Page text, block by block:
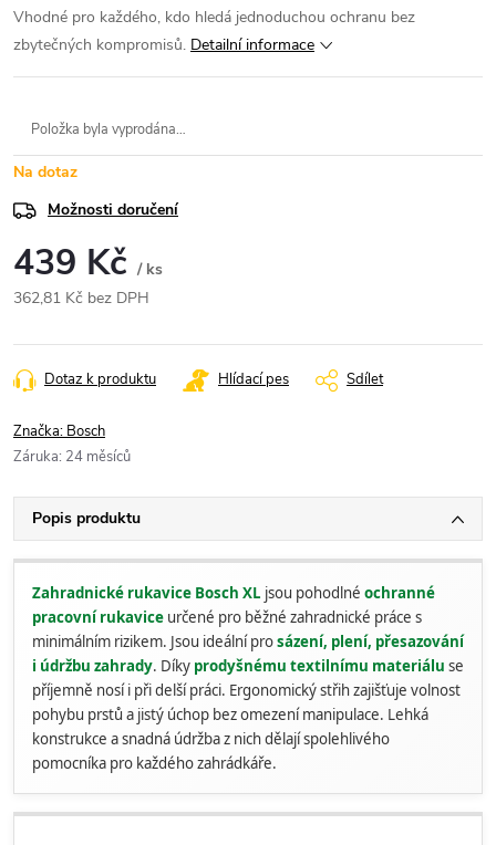
Vhodné pro každého, kdo hledá jednoduchou ochranu bez
zbytečných kompromisů. Detailní informace
Položka byla vyprodána…
Na dotaz
Možnosti doručení
439 Kč / ks
362,81 Kč bez DPH
cena:
Dotaz k produktu Hlídací pes Sdílet
Značka: Bosch
Záruka: 24 měsíců
Popis produktu
Zahradnické rukavice Bosch XL jsou pohodlné ochranné
pracovní rukavice určené pro běžné zahradnické práce s
minimálním rizikem. Jsou ideální prosázení, plení, přesazování
i údržbu zahrady. Díky prodyšnému textilnímu materiálu se
příjemně nosí i při delší práci. Ergonomický střih zajišťuje volnost
pohybu prstů a jistý úchop bez omezení manipulace. Lehká
konstrukce a snadná údržba z nich dělají spolehlivého
pomocníka pro každého zahrádkáře.